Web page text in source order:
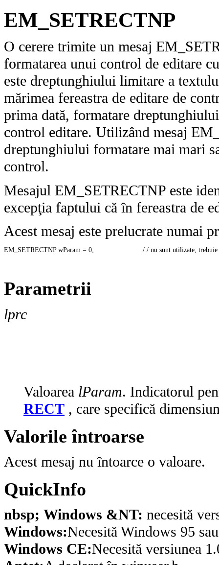
EM_SETRECTNP
O cerere trimite un mesaj
formatarea unui control de editare
este dreptunghiului limitare a
mărimea fereastra de editare de
prima dată, formatare
control editare. Utilizând mesaj
dreptunghiului formatare mai mari
control.
Mesajul EM_SETRECTNP este
excepţia faptului că în fereastra de
Acest mesaj este prelucrate numai
EM_SETRECTNP wParam = 0;                         / / nu sunt utilizate;
Parametrii
lprc
Valoarea lParam. Indicatorul
RECT , care specifică
Valorile întroarse
Acest mesaj nu întoarce o valoare.
QuickInfo
nbsp; Windows &NT: necesită
Windows:Necesită Windows 95
Windows CE:Necesită versiunea